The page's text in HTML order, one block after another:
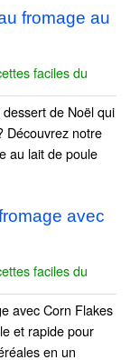
fromage au
faciles du
de Noël qui
Découvrez notre
au lait de poule
avec
faciles du
avec Corn Flakes
et rapide pour
en un